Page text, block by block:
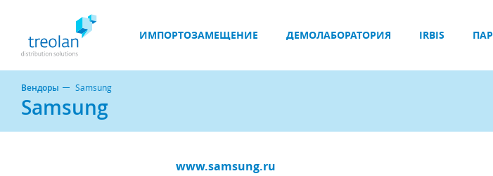
ИМПОРТОЗАМЕЩЕНИЕ ДЕМОЛАБОРАТОРИЯ IRBIS
Вендоры Samsung
Samsung
www.samsung.ru